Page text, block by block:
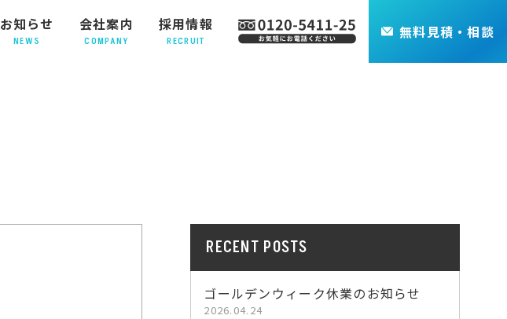
お知らせ
NEWS
会社案内
COMPANY
採用情報
RECRUIT
無料 見積・相談
RECENT POSTS
ゴールデンウィーク休業のお知らせ
2026.04.24